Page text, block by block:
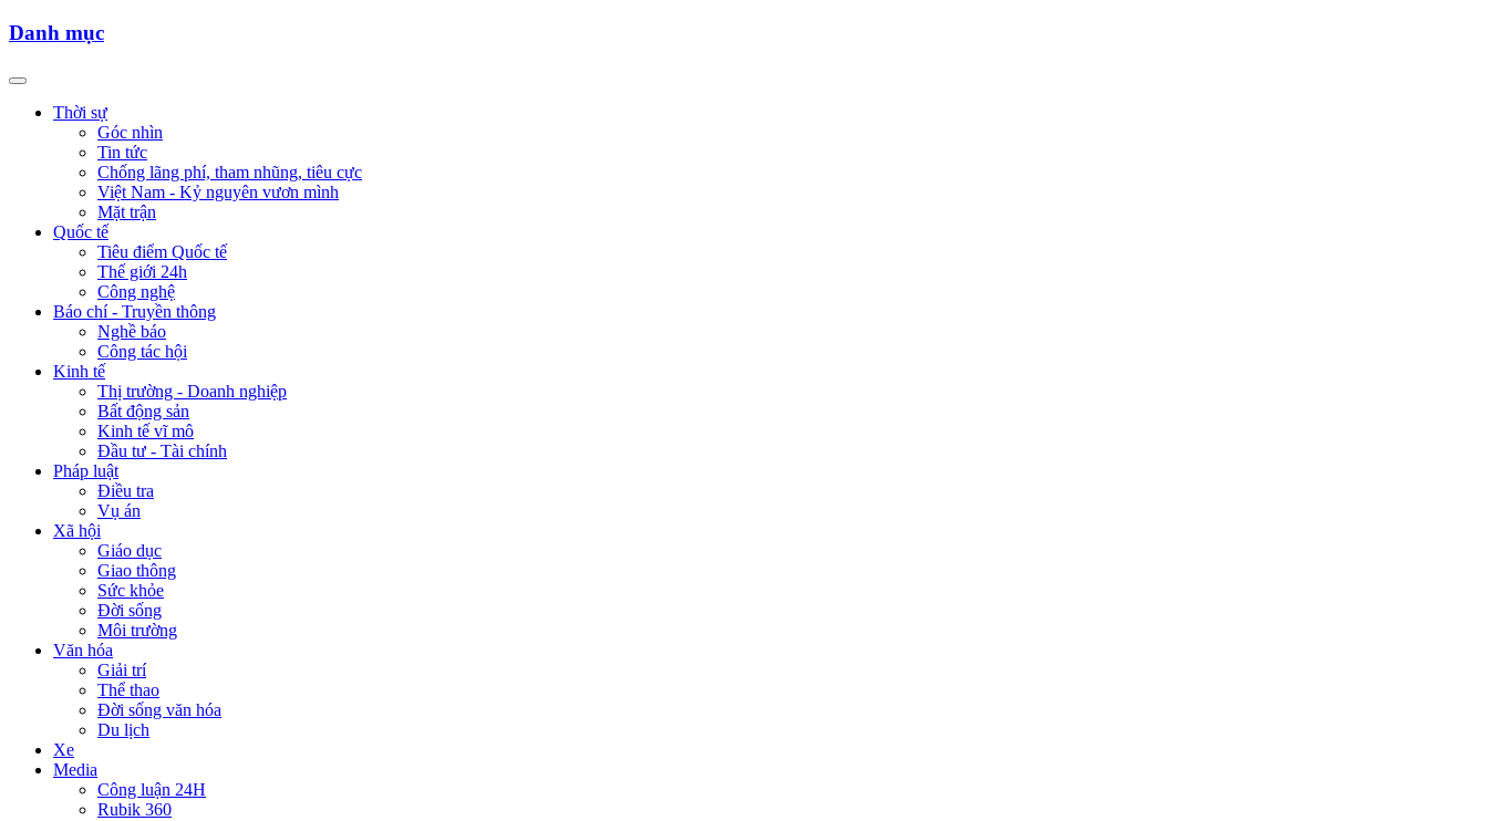
Danh mục
Thời sự
Góc nhìn
Tin tức
Chống lãng phí, tham nhũng, tiêu cực
Việt Nam - Kỷ nguyên vươn mình
Mặt trận
Quốc tế
Tiêu điểm Quốc tế
Thế giới 24h
Công nghệ
Báo chí - Truyền thông
Nghề báo
Công tác hội
Kinh tế
Thị trường - Doanh nghiệp
Bất động sản
Kinh tế vĩ mô
Đầu tư - Tài chính
Pháp luật
Điều tra
Vụ án
Xã hội
Giáo dục
Giao thông
Sức khỏe
Đời sống
Môi trường
Văn hóa
Giải trí
Thể thao
Đời sống văn hóa
Du lịch
Xe
Media
Công luận 24H
Rubik 360